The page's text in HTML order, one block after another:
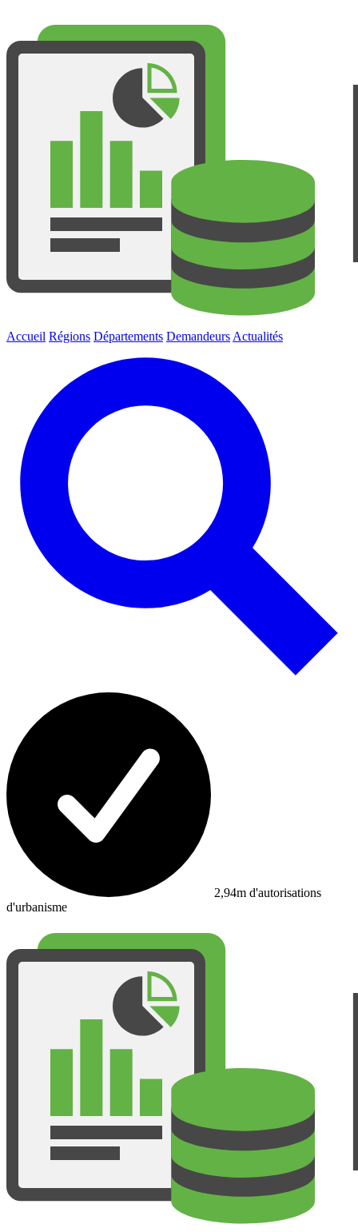
Accueil Régions Départements Demandeurs Actualités
2,94m d'autorisations
d'urbanisme